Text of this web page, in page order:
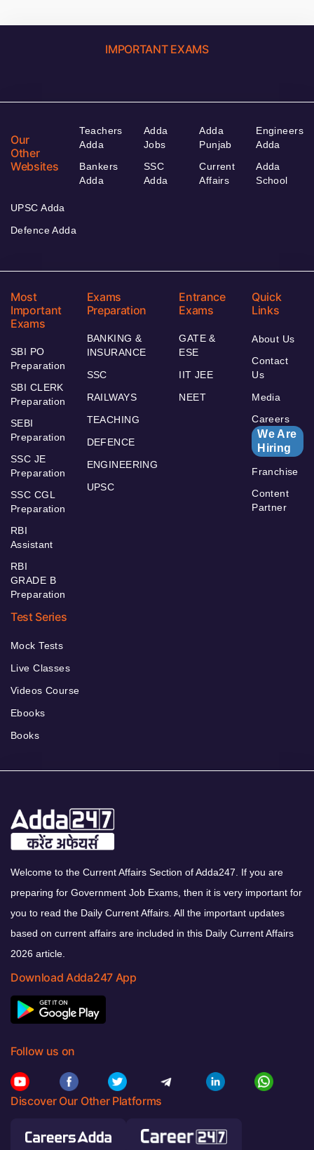
IMPORTANT EXAMS
Our
Other
Websites
Teachers
Adda
Bankers
Adda
Adda
Jobs
SSC
Adda
Adda
Punjab
Current
Affairs
Engineers
Adda
Adda
School
UPSC Adda
Defence Adda
Most
Important
Exams
SBI PO
Preparation
SBI CLERK
Preparation
SEBI
Preparation
SSC JE
Preparation
SSC CGL
Preparation
RBI
Assistant
RBI
GRADE B
Preparation
Exams
Preparation
BANKING &
INSURANCE
SSC
RAILWAYS
TEACHING
DEFENCE
ENGINEERING
UPSC
Entrance
Exams
GATE &
ESE
IIT JEE
NEET
Quick
Links
About Us
Contact
Us
Media
Careers
We Are
Hiring
Franchise
Content
Partner
Test Series
Mock Tests
Live Classes
Videos Course
Ebooks
Books
Welcome to the Current Affairs Section of Adda247. If you are
preparing for Government Job Exams, then it is very important for
you to read the Daily Current Affairs. All the important updates
based on current affairs are included in this Daily Current Affairs
2026 article.
Download Adda247 App
Follow us on
Discover Our Other Platforms